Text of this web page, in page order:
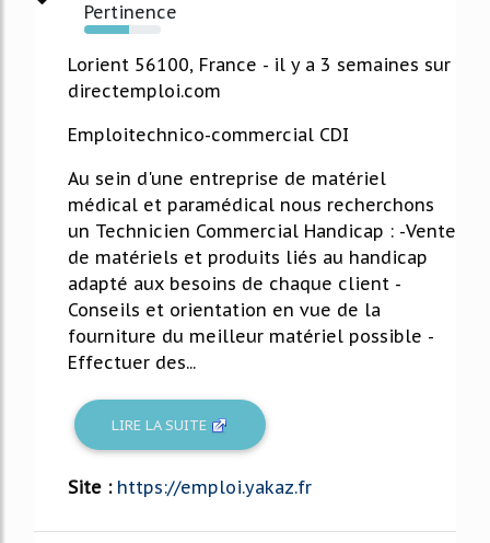
Pertinence
59%
Lorient 56100, France - il y a 3 semaines sur
directemploi.com
Emploitechnico-commercial CDI
Au sein d'une entreprise de matériel
médical et paramédical nous recherchons
un Technicien Commercial Handicap : -Vente
de matériels et produits liés au handicap
adapté aux besoins de chaque client -
Conseils et orientation en vue de la
fourniture du meilleur matériel possible -
Effectuer des...
LIRE LA SUITE
Site : https://emploi.yakaz.fr